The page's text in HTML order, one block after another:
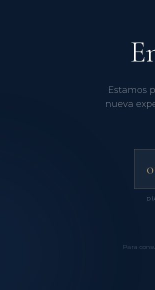
Estamos
nueva
Para